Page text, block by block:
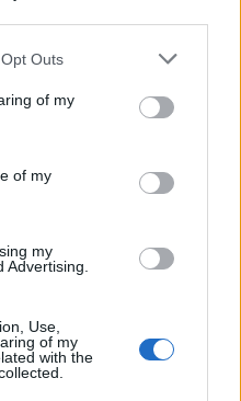
uses one or more Google
You may click to
and its third-party tags to
purposes in below Google
Outs
of my
of my
my
Advertising.
Use,
of my
with the
Engelberg rabbi
hazafelé a
főként a fején
szerint egy
a támadó elhagyta
azonnal
i rendőrségen.